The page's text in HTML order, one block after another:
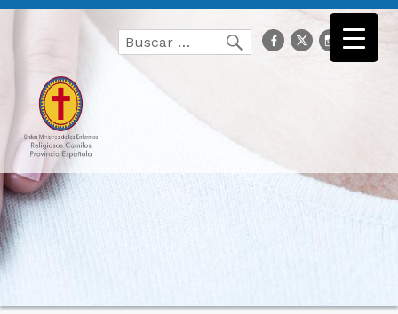
Buscar
por:
Buscarfacebook
Twitter